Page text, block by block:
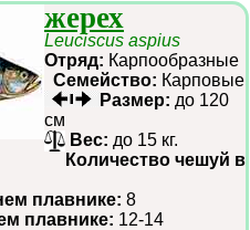
жерех
Leuciscus aspius
Отряд: Карпообразные
Семейство: Карповые
Размер: до 120
см
Вес: до 15 кг.
Количество чешуй в
плавнике: 8
плавнике: 12-14